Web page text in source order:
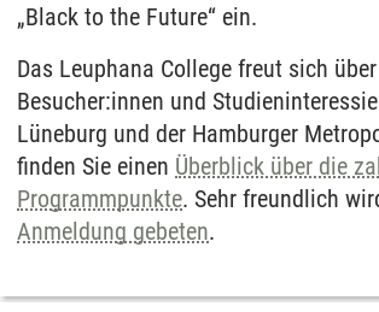
„Black to the Future“ ein.
Das Leuphana College freut sich über
Besucher:innen und
Lüneburg und der Hamburger
finden Sie einen Überblick über die
Programmpunkte. Sehr freundlich
Anmeldung gebeten.